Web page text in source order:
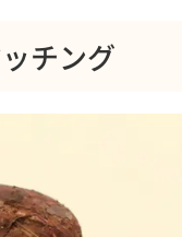
チング